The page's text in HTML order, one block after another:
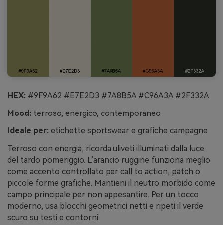
HEX: #9F9A62 #E7E2D3 #7A8B5A #C96A3A #2F332A
Mood: terroso, energico, contemporaneo
Ideale per: etichette sportswear e grafiche campagne
Terroso con energia, ricorda uliveti illuminati dalla luce
del tardo pomeriggio. L’arancio ruggine funziona meglio
come accento controllato per call to action, patch o
piccole forme grafiche. Mantieni il neutro morbido come
campo principale per non appesantire. Per un tocco
moderno, usa blocchi geometrici netti e ripeti il verde
scuro su testi e contorni.